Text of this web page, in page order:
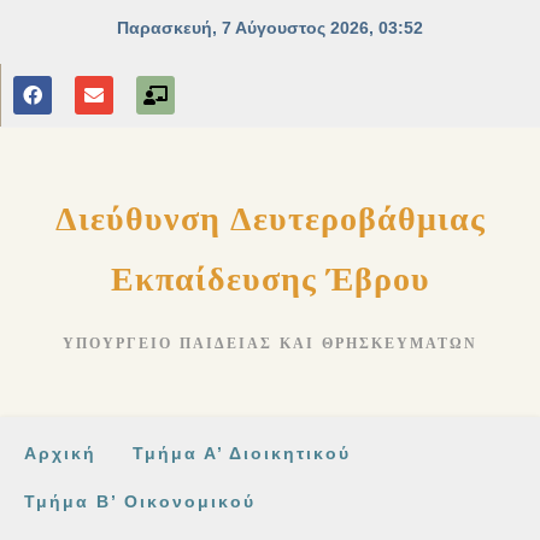
Διεύθυνση Δευτεροβάθμιας
Εκπαίδευσης Έβρου
ΥΠΟΥΡΓΕΊΟ ΠΑΙΔΕΊΑΣ ΚΑΙ ΘΡΗΣΚΕΥΜΆΤΩΝ
Αρχική Τμήμα Α’ Διοικητικού
Τμήμα Β’ Οικονομικού